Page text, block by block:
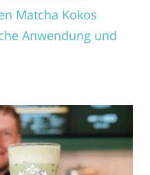
Matcha Kokos
Anwendung und